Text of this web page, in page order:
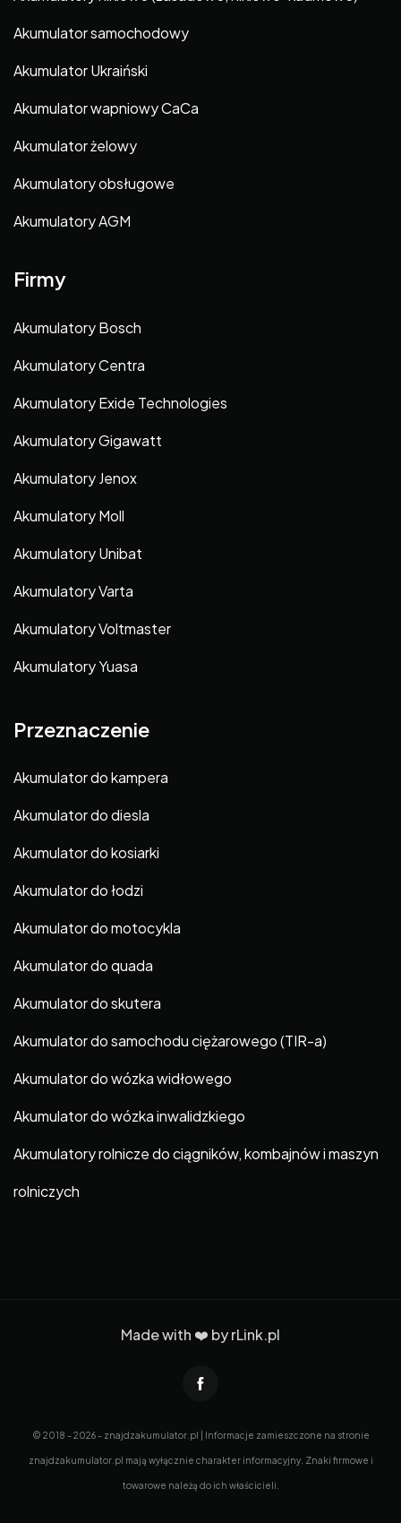
Akumulator samochodowy
Akumulator Ukraiński
Akumulator wapniowy CaCa
Akumulator żelowy
Akumulatory obsługowe
Akumulatory AGM
Firmy
Akumulatory Bosch
Akumulatory Centra
Akumulatory Exide Technologies
Akumulatory Gigawatt
Akumulatory Jenox
Akumulatory Moll
Akumulatory Unibat
Akumulatory Varta
Akumulatory Voltmaster
Akumulatory Yuasa
Przeznaczenie
Akumulator do kampera
Akumulator do diesla
Akumulator do kosiarki
Akumulator do łodzi
Akumulator do motocykla
Akumulator do quada
Akumulator do skutera
Akumulator do samochodu ciężarowego (TIR-a)
Akumulator do wózka widłowego
Akumulator do wózka inwalidzkiego
Akumulatory rolnicze do ciągników, kombajnów i maszyn
rolniczych
Made with ❤️ byrLink.pl
© 2018 - 2026 - znajdzakumulator.pl | Informacje zamieszczone na stronie
znajdzakumulator.pl mają wyłącznie charakter informacyjny. Znaki firmowe i
towarowe należą do ich właścicieli.